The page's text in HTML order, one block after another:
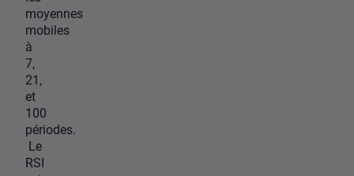
moyennes
mobiles
à
7,
21,
et
100
périodes.
Le
RSI